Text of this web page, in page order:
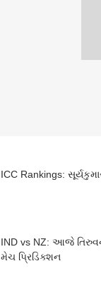
ICC Rankings:
IND vs NZ: આજે
મેચ પ્રિડિક્શન